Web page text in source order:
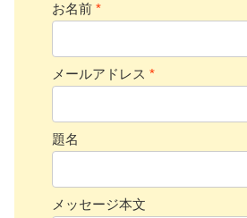
お名前 *
メールアドレス *
題名
メッセージ本文